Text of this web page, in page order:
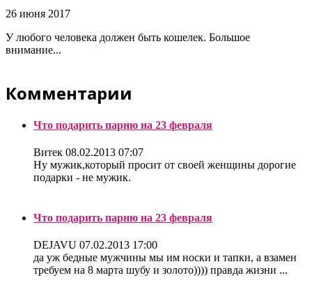
26 июня 2017
У любого человека должен быть кошелек. Большое
внимание...
Комментарии
Что подарить парню на 23 февраля
Витек 08.02.2013 07:07
Ну мужик,который просит от своей женщины дорогие
подарки - не мужик.
Что подарить парню на 23 февраля
DEJAVU 07.02.2013 17:00
да уж бедные мужчины мы им носки и тапки, а взамен
требуем на 8 марта шубу и золото)))) правда жизни ...